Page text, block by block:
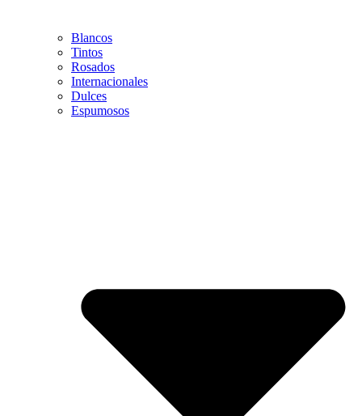
Blancos
Tintos
Rosados
Internacionales
Dulces
Espumosos